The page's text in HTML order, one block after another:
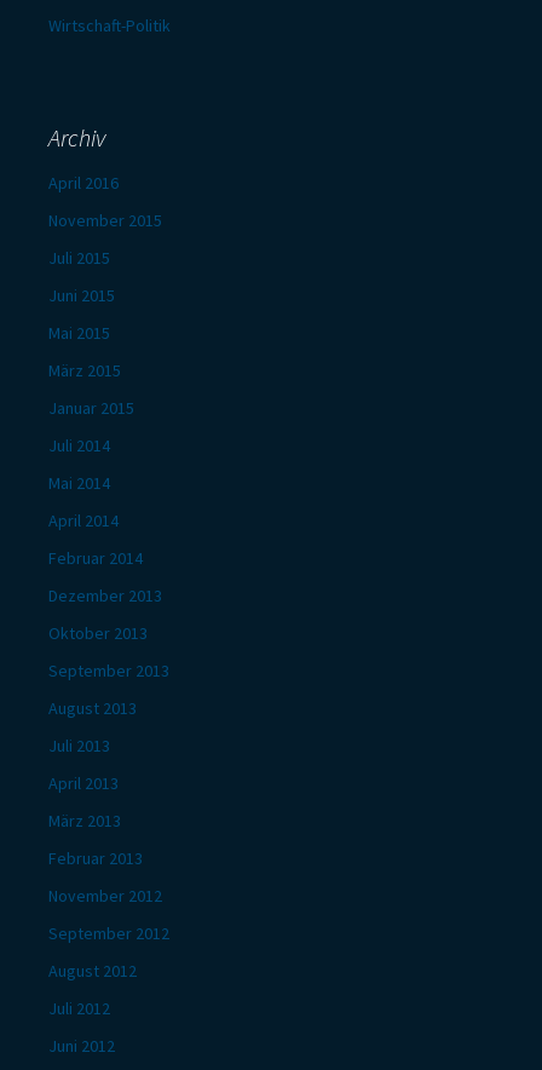
Wirtschaft-Politik
Archiv
April 2016
November 2015
Juli 2015
Juni 2015
Mai 2015
März 2015
Januar 2015
Juli 2014
Mai 2014
April 2014
Februar 2014
Dezember 2013
Oktober 2013
September 2013
August 2013
Juli 2013
April 2013
März 2013
Februar 2013
November 2012
September 2012
August 2012
Juli 2012
Juni 2012